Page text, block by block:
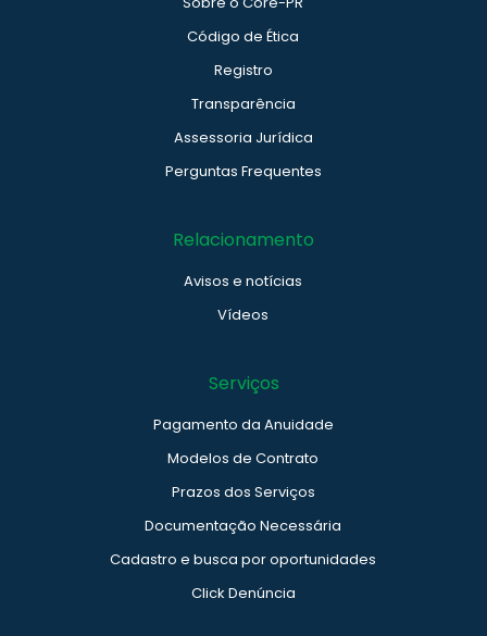
Código de Ética
Registro
Transparência
Assessoria Jurídica
Perguntas Frequentes
Relacionamento
Avisos e notícias
Vídeos
Serviços
Pagamento da Anuidade
Modelos de Contrato
Prazos dos Serviços
Documentação Necessária
Cadastro e busca por oportunidades
Click Denúncia